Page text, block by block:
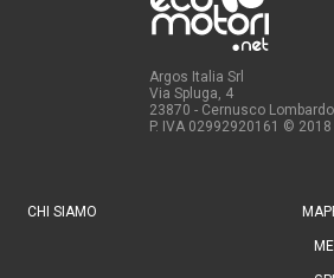
Argos Italia Srl
Via Spluga, 4
23870 - Cernusco
P. IVA 02992920161 © 2018
CHI SIAMO